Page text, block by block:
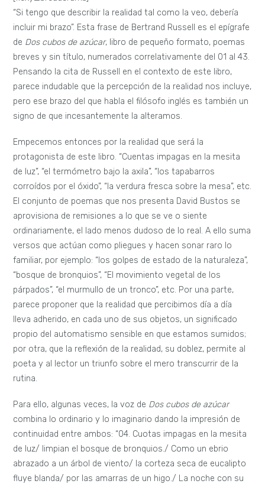
“Si tengo que describir la realidad tal como la veo, debería
incluir mi brazo”. Esta frase de Bertrand Russell es el epígrafe
de Dos cubos de azúcar, libro de pequeño formato, poemas
breves y sin título, numerados correlativamente del 01 al 43.
Pensando la cita de Russell en el contexto de este libro,
parece indudable que la percepción de la realidad nos incluye,
pero ese brazo del que habla el filósofo inglés es también un
signo de que incesantemente la alteramos.
Empecemos entonces por la realidad que será la
protagonista de este libro. “Cuentas impagas en la mesita
de luz”, “el termómetro bajo la axila”, “los tapabarros
corroídos por el óxido”, “la verdura fresca sobre la mesa”, etc.
El conjunto de poemas que nos presenta David Bustos se
aprovisiona de remisiones a lo que se ve o siente
ordinariamente, el lado menos dudoso de lo real. A ello suma
versos que actúan como pliegues y hacen sonar raro lo
familiar, por ejemplo: “los golpes de estado de la naturaleza”,
“bosque de bronquios”, “El movimiento vegetal de los
párpados”, “el murmullo de un tronco”, etc. Por una parte,
parece proponer que la realidad que percibimos día a día
lleva adherido, en cada uno de sus objetos, un significado
propio del automatismo sensible en que estamos sumidos;
por otra, que la reflexión de la realidad, su doblez, permite al
poeta y al lector un triunfo sobre el mero transcurrir de la
rutina.
Para ello, algunas veces, la voz de Dos cubos de azúcar
combina lo ordinario y lo imaginario dando la impresión de
continuidad entre ambos: “04. Cuotas impagas en la mesita
de luz/ limpian el bosque de bronquios./ Como un ebrio
abrazado a un árbol de viento/ la corteza seca de eucalipto
fluye blanda/ por las amarras de un higo./ La noche con su